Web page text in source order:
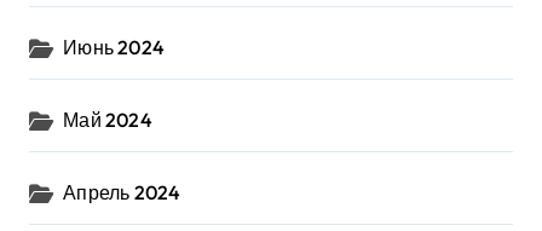
Июнь 2024
Май 2024
Апрель 2024